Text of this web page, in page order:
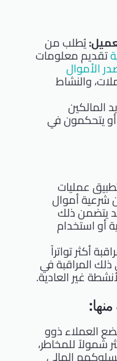
يُطلب من
تقديم معلومات
الأموال
والنشاط
المالكين
يتحكمون في
عمليات
شرعية أموال
يتضمن ذلك
أو استخدام
أكثر تواتراً
ذلك المراقبة في
غير العادية.
العملاء ذوو
شمولاً للمخاطر،